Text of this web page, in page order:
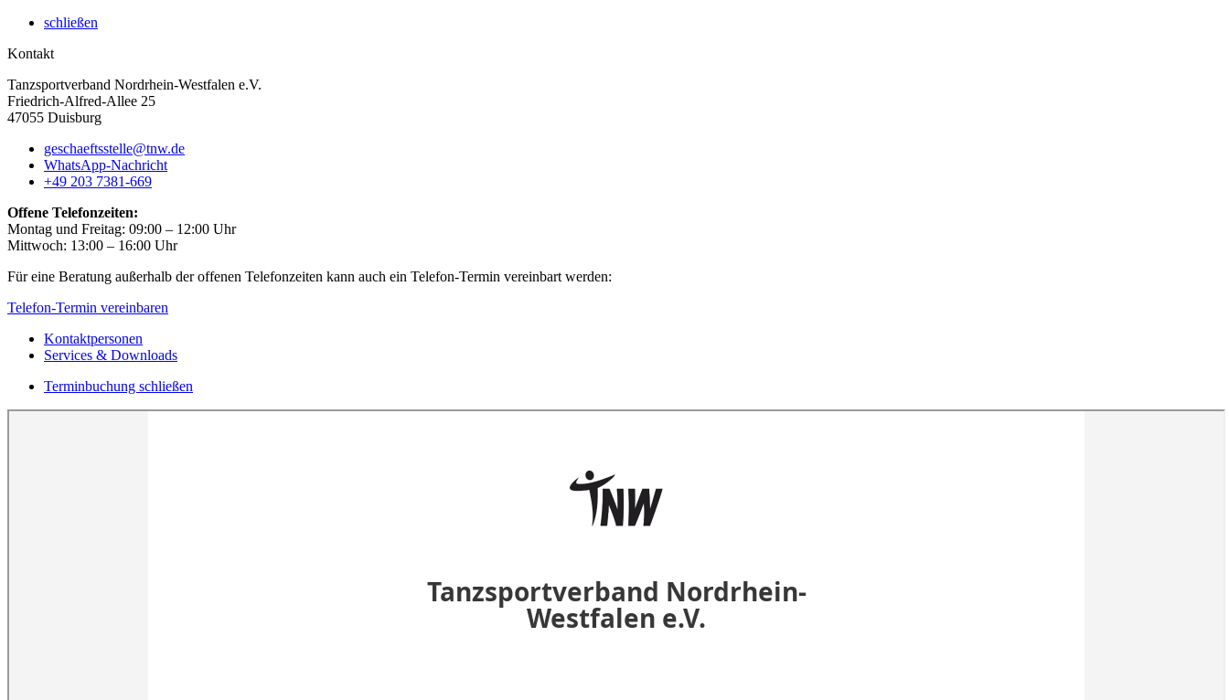
schließen
Kontakt
Tanzsportverband Nordrhein-Westfalen e.V.
Friedrich-Alfred-Allee 25
47055 Duisburg
geschaeftsstelle@tnw.de
WhatsApp-Nachricht
+49 203 7381-669
Offene Telefonzeiten:
Montag und Freitag: 09:00 – 12:00 Uhr
Mittwoch: 13:00 – 16:00 Uhr
Für eine Beratung außerhalb der offenen Telefonzeiten kann auch ein Telefon-Termin vereinbart werden:
Telefon-Termin vereinbaren
Kontaktpersonen
Services & Downloads
Terminbuchung schließen